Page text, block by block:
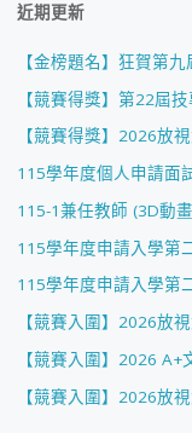
近期更新
【金榜題名】狂賀第
【競賽得獎】第22屆
【競賽得獎】2026放
115學年度個人申請面
115-1兼任教師 (3D動
115學年度申請入學第
115學年度申請入學第
【競賽入圍】2026放
【競賽入圍】2026
【競賽入圍】2026放